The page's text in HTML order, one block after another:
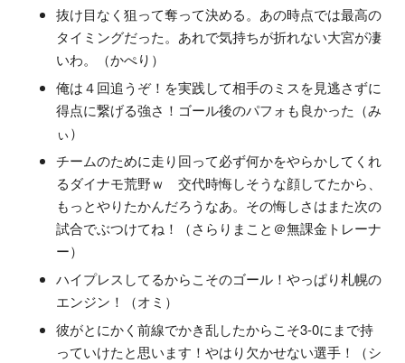
抜け目なく狙って奪って決める。あの時点では最高の
タイミングだった。あれで気持ちが折れない大宮が凄
いわ。（かぺり）
俺は４回追うぞ！を実践して相手のミスを見逃さずに
得点に繋げる強さ！ゴール後のパフォも良かった（み
ぃ）
チームのために走り回って必ず何かをやらかしてくれ
るダイナモ荒野ｗ 交代時悔しそうな顔してたから、
もっとやりたかんだろうなあ。その悔しさはまた次の
試合でぶつけてね！（さらりまこと＠無課金トレーナ
ー）
ハイプレスしてるからこそのゴール！やっぱり札幌の
エンジン！（オミ）
彼がとにかく前線でかき乱したからこそ3-0にまで持
っていけたと思います！やはり欠かせない選手！（シ